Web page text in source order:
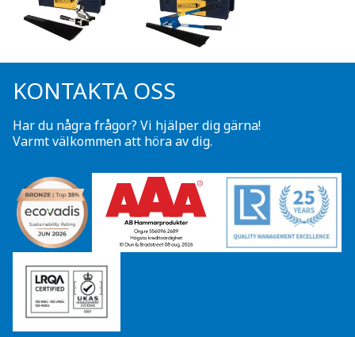
KONTAKTA OSS
Har du några frågor? Vi hjälper dig gärna!
Varmt välkommen att höra av dig.